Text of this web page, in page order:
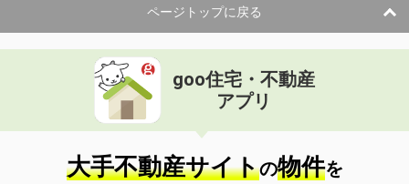
ページトップに戻る
goo住宅・不動産
アプリ
大手不動産サイトの物件を